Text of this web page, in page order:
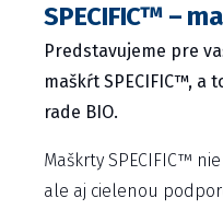
SPECIFIC™ –
Predstavujeme pre
maškŕt SPECIFIC™, a
rade BIO.
Maškrty SPECIFIC™
ale aj cielenou